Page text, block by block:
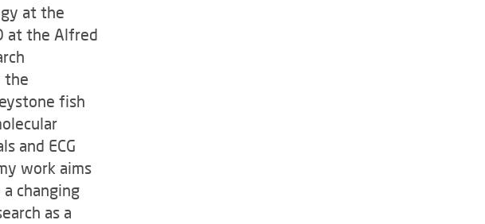
at the
at the Alfred
the
fish
and ECG
work aims
changing
as a